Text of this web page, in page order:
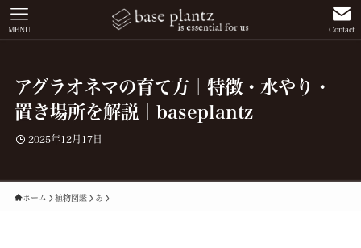
Contact
MENU
アグラオネマの育て方｜特徴・水やり・
置き場所を解説｜baseplantz
2025年12月17日
ホーム 植物図鑑 あ